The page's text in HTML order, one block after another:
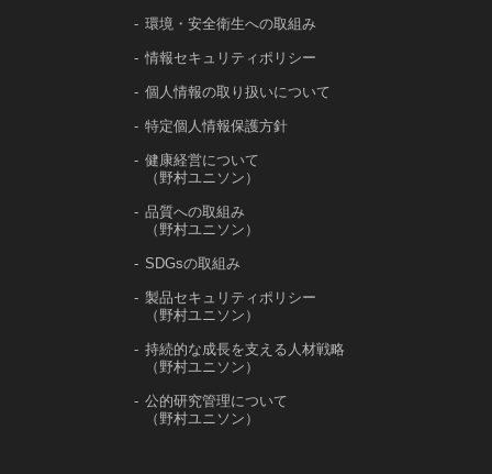
環境・安全衛生への取組み
情報セキュリティポリシー
個人情報の取り扱いについて
特定個人情報保護方針
健康経営について
（野村ユニソン）
品質への取組み
（野村ユニソン）
SDGsの取組み
製品セキュリティポリシー
（野村ユニソン）
持続的な成長を支える人材戦略
（野村ユニソン）
公的研究管理について
（野村ユニソン）